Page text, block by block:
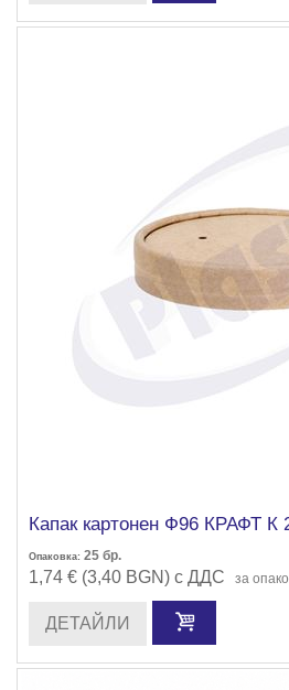
Капак картонен Ф96 КРАФТ К
Опаковка: 25 бр.
1,74 € (3,40 BGN) с ДДС за
ДЕТАЙЛИ